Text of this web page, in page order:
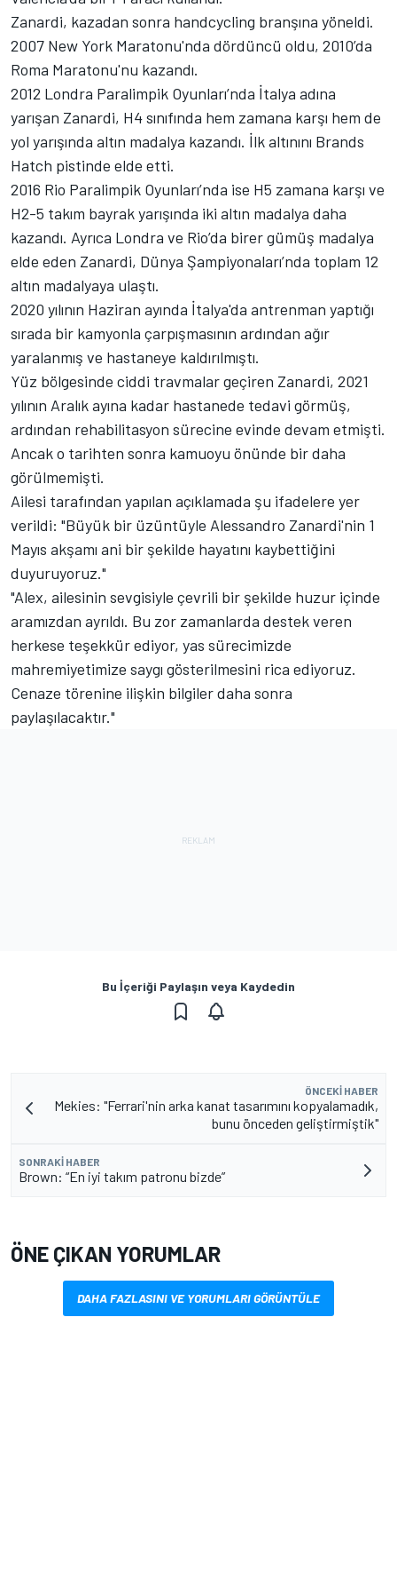
Zanardi, kazadan sonra handcycling branşına yöneldi.
2007 New York Maratonu'nda dördüncü oldu, 2010’da
Roma Maratonu'nu kazandı.
2012 Londra Paralimpik Oyunları’nda İtalya adına
yarışan Zanardi, H4 sınıfında hem zamana karşı hem de
yol yarışında altın madalya kazandı. İlk altınını Brands
Hatch pistinde elde etti.
2016 Rio Paralimpik Oyunları’nda ise H5 zamana karşı ve
H2-5 takım bayrak yarışında iki altın madalya daha
kazandı. Ayrıca Londra ve Rio’da birer gümüş madalya
elde eden Zanardi, Dünya Şampiyonaları’nda toplam 12
altın madalyaya ulaştı.
2020 yılının Haziran ayında İtalya'da antrenman yaptığı
sırada bir kamyonla çarpışmasının ardından ağır
yaralanmış ve hastaneye kaldırılmıştı.
Yüz bölgesinde ciddi travmalar geçiren Zanardi, 2021
yılının Aralık ayına kadar hastanede tedavi görmüş,
ardından rehabilitasyon sürecine evinde devam etmişti.
Ancak o tarihten sonra kamuoyu önünde bir daha
görülmemişti.
Ailesi tarafından yapılan açıklamada şu ifadelere yer
verildi: "Büyük bir üzüntüyle Alessandro Zanardi'nin 1
Mayıs akşamı ani bir şekilde hayatını kaybettiğini
duyuruyoruz."
"Alex, ailesinin sevgisiyle çevrili bir şekilde huzur içinde
aramızdan ayrıldı. Bu zor zamanlarda destek veren
herkese teşekkür ediyor, yas sürecimizde
mahremiyetimize saygı gösterilmesini rica ediyoruz.
Cenaze törenine ilişkin bilgiler daha sonra
paylaşılacaktır."
Bu İçeriği Paylaşın veya Kaydedin
ÖNCEKI HABER
Mekies: "Ferrari'nin arka kanat tasarımını kopyalamadık,
bunu önceden geliştirmiştik"
SONRAKI HABER
Brown: “En iyi takım patronu bizde”
ÖNE ÇIKAN YORUMLAR
DAHA FAZLASINI VE YORUMLARI GÖRÜNTÜLE